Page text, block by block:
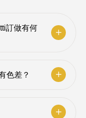
訂做有何
色差？